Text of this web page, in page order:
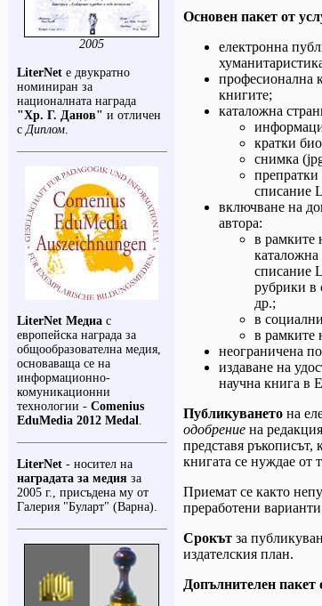
2005
LiterNet е двукратно
номиниран за
националната награда
"Хр. Г. Данов" и отличен
сДиплом.
LiterNet Медиа с
европейска награда за
общообразователна медия,
основаваща се на
информационно-
комуникационни
технологии - Comenius
EduMedia 2012 Medal.
LiterNet - носител на
наградата за медия за
2005 г., присъдена му от
Галерия "Буларт" (Варна).
Основен пакет от
електронна
професионална
книгите;
каталожна
кратки
снимка
списание
включване на
автора:
в рамките
каталожна
списание
рубрики в
др.;
в
в рамките
неограничена
издаване на
научна книга в
Публикуването на
одобрение на
представя ръкописът,
книгата се нуждае от
Приемат се както
преработени
Срокът за
издателския план.
Допълнителен пакет